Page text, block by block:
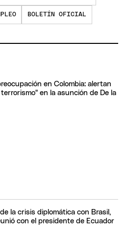
BOLETÍN OFICIAL
en Colombia: alertan
en la asunción de De la
la crisis diplomática con Brasil,
con el presidente de Ecuador